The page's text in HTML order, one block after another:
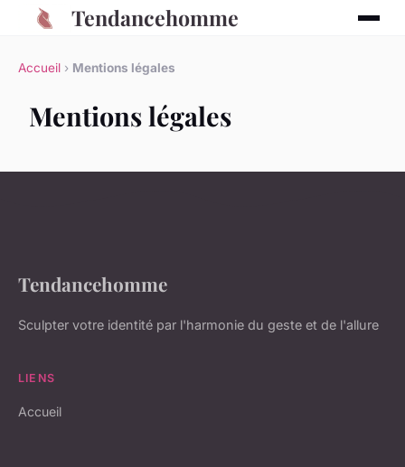
Tendancehomme
Accueil › Mentions légales
Mentions légales
Tendancehomme
Sculpter votre identité par l'harmonie du geste et de l'allure
LIENS
Accueil